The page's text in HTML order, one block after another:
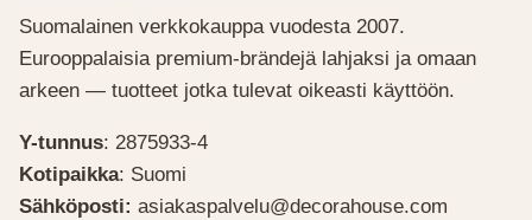
Suomalainen verkkokauppa vuodesta 2007.
Eurooppalaisia premium-brändejä lahjaksi ja omaan
arkeen — tuotteet jotka tulevat oikeasti käyttöön.
Y-tunnus: 2875933-4
Kotipaikka: Suomi
Sähköposti: asiakaspalvelu@decorahouse.com